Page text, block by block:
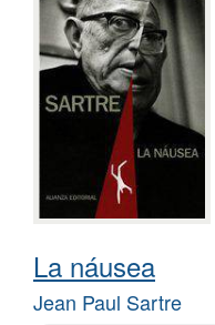
La náusea
Jean Paul Sartre